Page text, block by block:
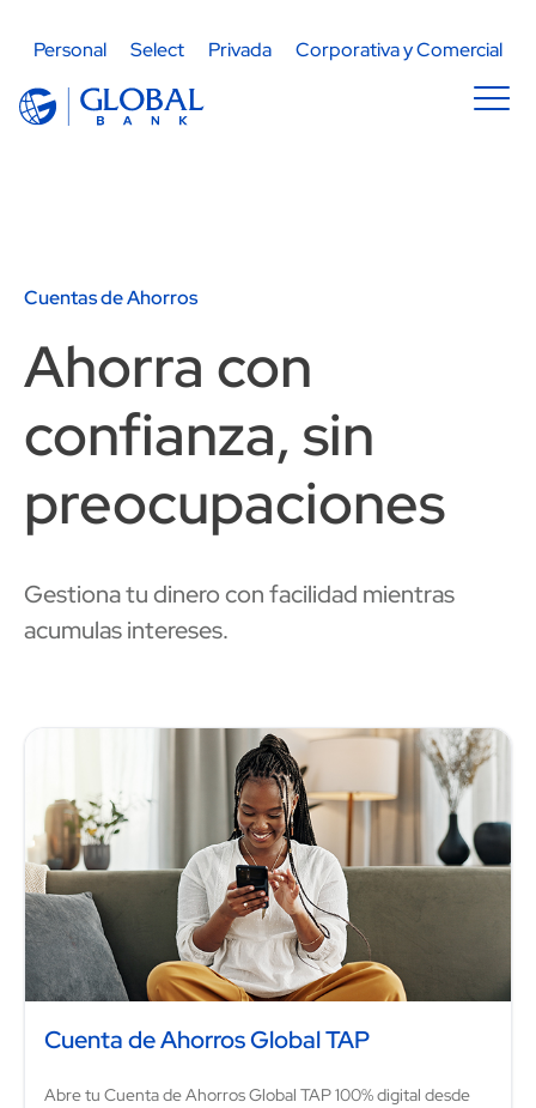
Navegación principal
Personal Select Privada Corporativa y Comercial
Image
Cuentas de Ahorros
Ahorra con
confianza, sin
preocupaciones
Gestiona tu dinero con facilidad mientras
acumulas intereses.
Cuenta de Ahorros Global TAP
Abre tu Cuenta de Ahorros Global TAP 100% digital desde